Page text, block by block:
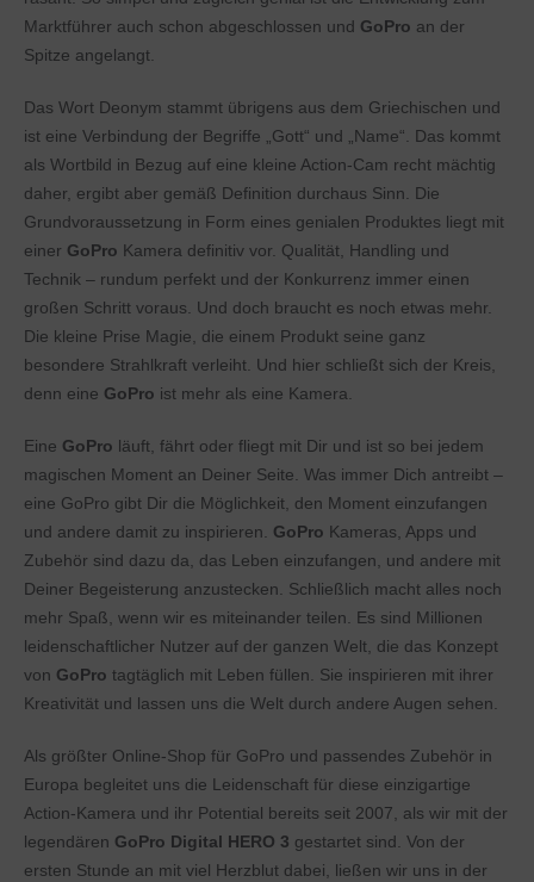
Marktführer auch schon abgeschlossen und GoPro an der
Spitze angelangt.
Das Wort Deonym stammt übrigens aus dem Griechischen und
ist eine Verbindung der Begriffe „Gott“ und „Name“. Das kommt
als Wortbild in Bezug auf eine kleine Action-Cam recht mächtig
daher, ergibt aber gemäß Definition durchaus Sinn. Die
Grundvoraussetzung in Form eines genialen Produktes liegt mit
einer GoPro Kamera definitiv vor. Qualität, Handling und
Technik – rundum perfekt und der Konkurrenz immer einen
großen Schritt voraus. Und doch braucht es noch etwas mehr.
Die kleine Prise Magie, die einem Produkt seine ganz
besondere Strahlkraft verleiht. Und hier schließt sich der Kreis,
denn eine GoPro ist mehr als eine Kamera.
Eine GoPro läuft, fährt oder fliegt mit Dir und ist so bei jedem
magischen Moment an Deiner Seite. Was immer Dich antreibt –
eine GoPro gibt Dir die Möglichkeit, den Moment einzufangen
und andere damit zu inspirieren. GoPro Kameras, Apps und
Zubehör sind dazu da, das Leben einzufangen, und andere mit
Deiner Begeisterung anzustecken. Schließlich macht alles noch
mehr Spaß, wenn wir es miteinander teilen. Es sind Millionen
leidenschaftlicher Nutzer auf der ganzen Welt, die das Konzept
von GoPro tagtäglich mit Leben füllen. Sie inspirieren mit ihrer
Kreativität und lassen uns die Welt durch andere Augen sehen.
Als größter Online-Shop für GoPro und passendes Zubehör in
Europa begleitet uns die Leidenschaft für diese einzigartige
Action-Kamera und ihr Potential bereits seit 2007, als wir mit der
legendären GoPro Digital HERO 3 gestartet sind. Von der
ersten Stunde an mit viel Herzblut dabei, ließen wir uns in der